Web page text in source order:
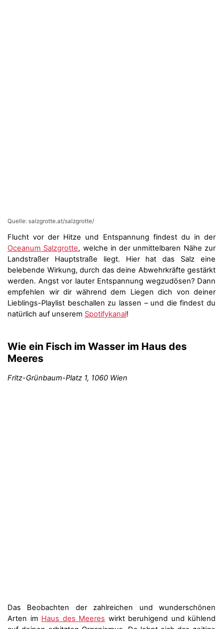
Quelle: salzgrotte.at/salzgrotte/
Flucht vor der Hitze und Entspannung findest du in der
Oceanum Salzgrotte, welche in der unmittelbaren Nähe zur
Landstraßer Hauptstraße liegt. Hier hat das Salz eine
belebende Wirkung, durch das deine Abwehrkräfte gestärkt
werden. Angst vor lauter Entspannung wegzudösen? Dann
empfehlen wir dir während dem Liegen dich von deiner
Lieblings-Playlist beschallen zu lassen – und die findest du
natürlich auf unserem Spotifykanal!
Wie ein Fisch im Wasser im Haus des
Meeres
Fritz-Grünbaum-Platz 1, 1060 Wien
Das Beobachten der zahlreichen und wunderschönen
Arten im Haus des Meeres wirkt beruhigend und kühlend